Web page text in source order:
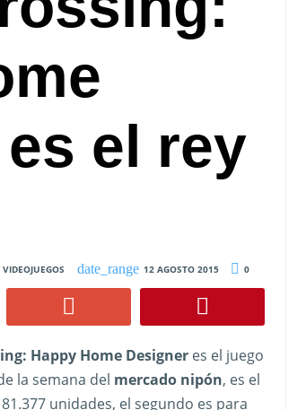
el rey
12 AGOSTO 2015 0
Happy Home Designeres el juego
la semana del mercado nipón, es el
unidades, el segundo es para